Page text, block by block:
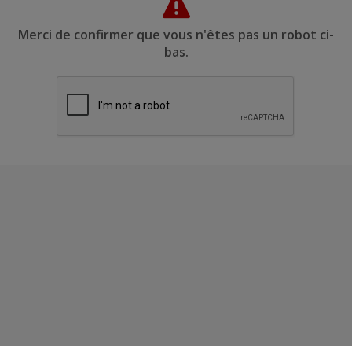
Merci de confirmer que vous n'êtes pas un robot ci-
bas.